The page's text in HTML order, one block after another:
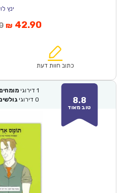
ינץ
המחיר
₪61.00.
₪ 42.90המחיר
הוא:
כתוב חוות דעת
8.8
טוב מאוד
1 דירוגי מומחים
0 דירוגי